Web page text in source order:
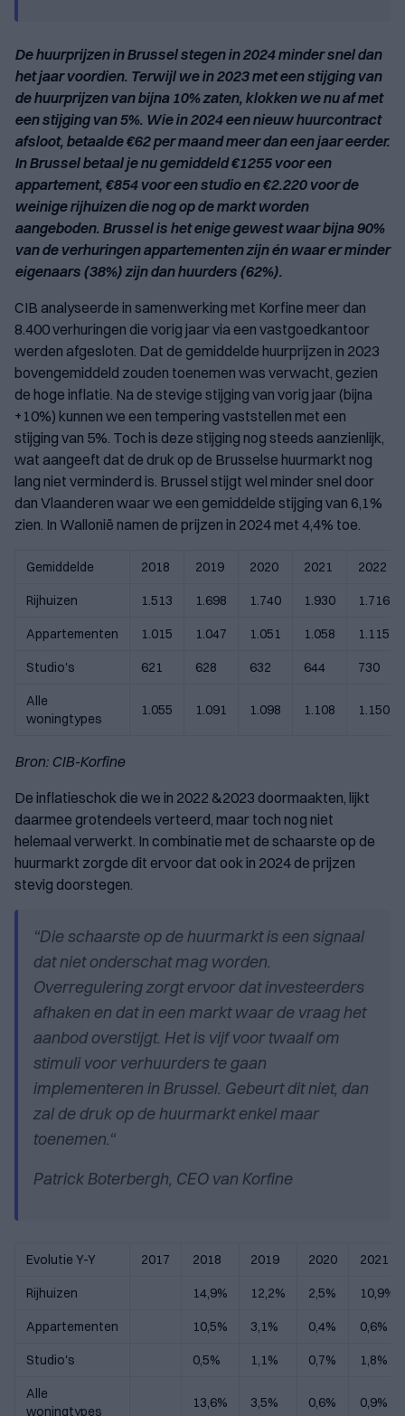
De huurprijzen in Brussel stegen in 2024 minder snel dan
het jaar voordien. Terwijl we in 2023 met een stijging van
de huurprijzen van bijna 10% zaten, klokken we nu af met
een stijging van 5%. Wie in 2024 een nieuw huurcontract
afsloot, betaalde €62 per maand meer dan een jaar eerder.
In Brussel betaal je nu gemiddeld €1255 voor een
appartement, €854 voor een studio en €2.220 voor de
weinige rijhuizen die nog op de markt worden
aangeboden. Brussel is het enige gewest waar bijna 90%
van de verhuringen appartementen zijn én waar er minder
eigenaars (38%) zijn dan huurders (62%).
CIB analyseerde in samenwerking met Korfine meer dan
8.400 verhuringen die vorig jaar via een vastgoedkantoor
werden afgesloten. Dat de gemiddelde huurprijzen in 2023
bovengemiddeld zouden toenemen was verwacht, gezien
de hoge inflatie. Na de stevige stijging van vorig jaar (bijna
+10%) kunnen we een tempering vaststellen met een
stijging van 5%. Toch is deze stijging nog steeds aanzienlijk,
wat aangeeft dat de druk op de Brusselse huurmarkt nog
lang niet verminderd is. Brussel stijgt wel minder snel door
dan Vlaanderen waar we een gemiddelde stijging van 6,1%
zien. In Wallonië namen de prijzen in 2024 met 4,4% toe.
Gemiddelde 2018 2019 2020 2021 2022
Rijhuizen 1.513 1.698 1.740 1.930 1.716
Appartementen 1.015 1.047 1.051 1.058 1.115
Studio's 621 628 632 644 730
Alle
woningtypes
1.055 1.091 1.098 1.108 1.150
Bron: CIB-Korfine
De inflatieschok die we in 2022 &2023 doormaakten, lijkt
daarmee grotendeels verteerd, maar toch nog niet
helemaal verwerkt. In combinatie met de schaarste op de
huurmarkt zorgde dit ervoor dat ook in 2024 de prijzen
stevig doorstegen.
“Die schaarste op de huurmarkt is een signaal
dat niet onderschat mag worden.
Overregulering zorgt ervoor dat investeerders
afhaken en dat in een markt waar de vraag het
aanbod overstijgt. Het is vijf voor twaalf om
stimuli voor verhuurders te gaan
implementeren in Brussel. Gebeurt dit niet, dan
zal de druk op de huurmarkt enkel maar
toenemen.“
Patrick Boterbergh, CEO van Korfine
Evolutie Y-Y 2017 2018 2019 2020 2021
Rijhuizen 14,9% 12,2% 2,5% 10,9%
Appartementen 10,5% 3,1% 0,4% 0,6%
Studio's 0,5% 1,1% 0,7% 1,8%
Alle
woningtypes
13,6% 3,5% 0,6% 0,9%